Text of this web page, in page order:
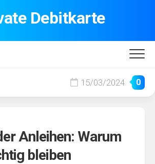
Debitkarte
0
15/03/2024
Anleihen: Warum
bleiben